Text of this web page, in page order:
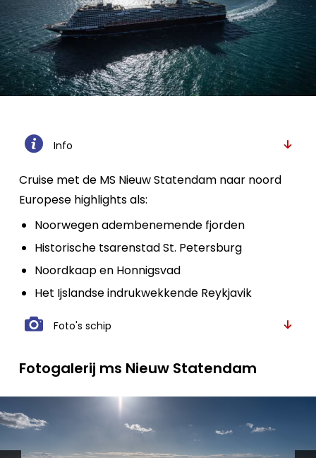
Info
Cruise met de MS Nieuw Statendam naar noord
Europese highlights als:
Noorwegen adembenemende fjorden
Historische tsarenstad St. Petersburg
Noordkaap en Honnigsvad
Het Ijslandse indrukwekkende Reykjavik
Foto's schip
Fotogalerij ms Nieuw Statendam